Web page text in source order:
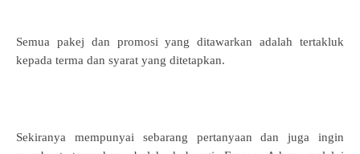
Semua pakej dan promosi yang ditawarkan adalah tertakluk
kepada terma dan syarat yang ditetapkan.
Sekiranya mempunyai sebarang pertanyaan dan juga ingin